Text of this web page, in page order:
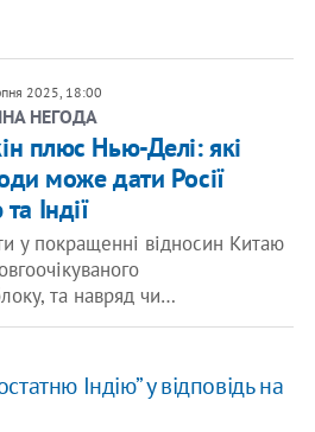
2025, 18:00
НЕГОДА
плюс Нью-Делі: які
може дати Росії
Індії
у покращенні відносин Китаю
та навряд чи…
Індію” у відповідь на